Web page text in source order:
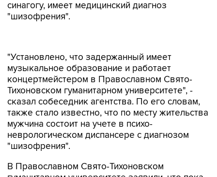
синагогу, имеет медицинский диагноз
"шизофрения".
"Установлено, что задержанный имеет
музыкальное образование и работает
концертмейстером в Православном Свято-
Тихоновском гуманитарном университете", -
сказал собеседник агентства. По его словам,
также стало известно, что по месту жительства
мужчина состоит на учете в психо-
неврологическом диспансере с диагнозом
"шизофрения".
В Православном Свято-Тихоновском